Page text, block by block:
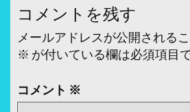
ナ
ビ
ゲ
シ
コメントを残す
メールアドレスが公開される
※ が付いている欄は必須項目
コメント ※